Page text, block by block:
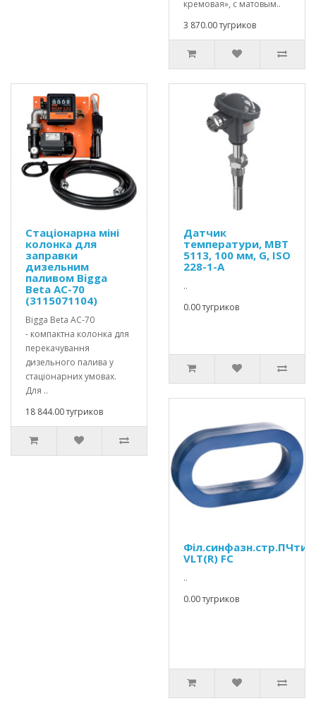
кремовая», с матовым..
3 870.00 тугриков
Стаціонарна міні
колонка для
заправки
дизельним
паливом Bigga
Beta AC-70
(3115071104)
Bigga Beta AC-70
- компактна колонка для
перекачування
дизельного палива у
стаціонарних умовах.
Для ..
18 844.00 тугриков
Датчик
температури, MBT
5113, 100 мм, G, ISO
228-1-A
..
0.00 тугриков
VLT(R) FC
..
0.00 тугриков